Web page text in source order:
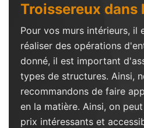
Troissereux dans
Pour vos murs intérieurs, il
réaliser des opérations
donné, il est important
types de structures. Ainsi,
recommandons de faire
en la matière. Ainsi, on
prix intéressants et